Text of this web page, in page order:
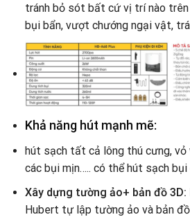
tránh bỏ sót bất cứ vị trí nào
bụi bẩn, vượt chướng ngại vật,
Khả năng hút mạnh mẽ:
hút sạch tất cả lông thú cưng, vỏ
các bụi mịn….. có thể hút sạch
Xây dựng tường ảo+ bản đồ 3D:
Hubert tự lập tường ảo và bản